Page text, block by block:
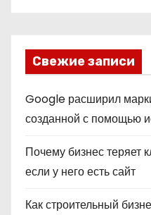
Свежие записи
Google расширил
созданной с помощью
Почему бизнес теряет
если у него есть сайт
Как строительный